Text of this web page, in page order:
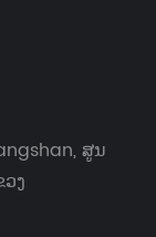
ສູນ​
ງ